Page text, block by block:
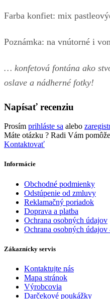
Farba konfiet: mix
Poznámka: na vnútorné i
… konfetová fontána ako
oslave a nádherné fotky!
Napísať recenziu
Prosím prihláste sa alebo
Máte otázku ? Radi Vám
Kontaktovať
Informácie
Obchodné podmienky
Odstúpenie od zmluvy
Reklamačný poriadok
Doprava a platba
Ochrana osobných údajov
Ochrana osobných údajov
Zákaznícky servis
Kontaktujte nás
Mapa stránok
Výrobcovia
Darčekové poukážky